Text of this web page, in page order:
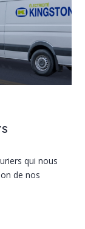
qui nous
de nos